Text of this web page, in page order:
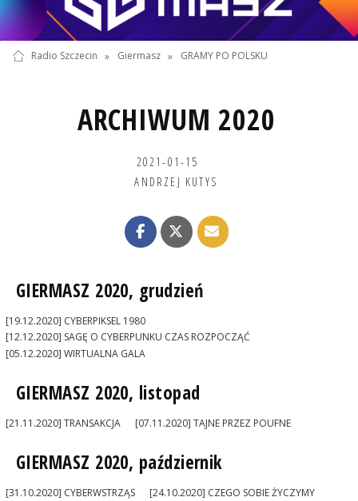
Radio Szczecin » Giermasz » GRAMY PO POLSKU
ARCHIWUM 2020
2021-01-15
ANDRZEJ KUTYS
GIERMASZ 2020, grudzień
[19.12.2020] CYBERPIKSEL 1980
[12.12.2020] SAGĘ O CYBERPUNKU CZAS ROZPOCZĄĆ
[05.12.2020] WIRTUALNA GALA
GIERMASZ 2020, listopad
[21.11.2020] TRANSAKCJA [07.11.2020] TAJNE PRZEZ POUFNE
GIERMASZ 2020, październik
[31.10.2020] CYBERWSTRZĄS
[24.10.2020] CZEGO SOBIE ŻYCZYMY